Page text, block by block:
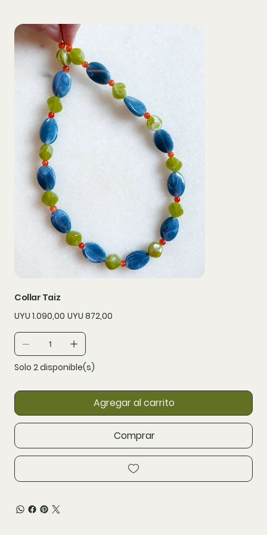
Collar Taiz
Precio
original
UYU 1.090,00 Precio
de
UYU 872,00
Solo 2 disponible(s)
Agregar al carrito
Comprar